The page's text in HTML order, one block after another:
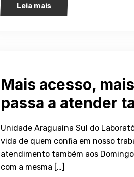
Leia mais
Mais acesso,
passa a atender
Unidade Araguaína Sul do
vida de quem confia em nosso
atendimento também aos
com a mesma […]